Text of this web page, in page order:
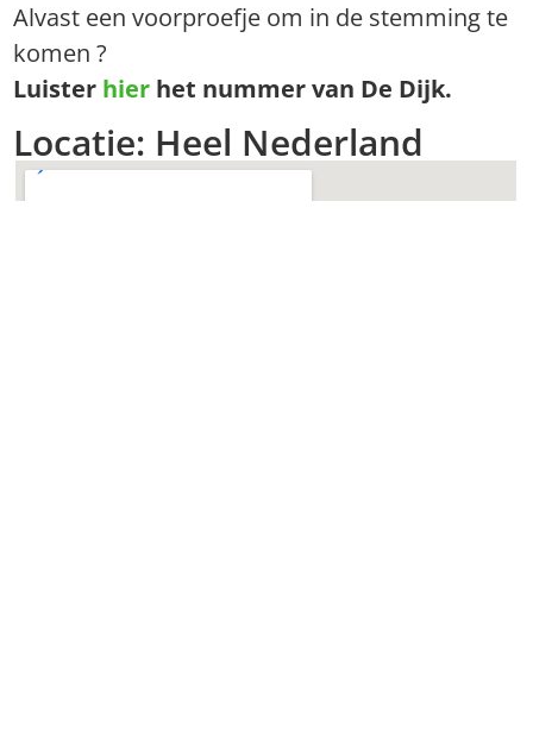
Alvast een voorproefje om in de stemming te
komen ?
Luister hier het nummer van De Dijk.
Locatie: Heel Nederland